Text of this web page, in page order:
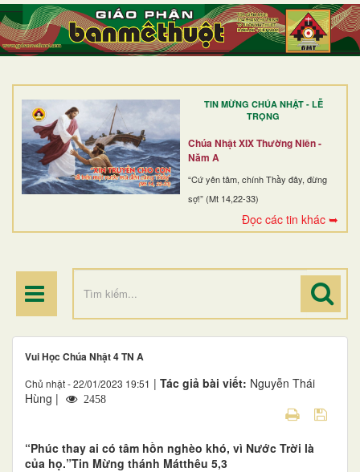
TIN MỪNG CHÚA NHẬT - LỄ
TRỌNG
Chúa Nhật XIX Thường Niên -
Năm A
“Cứ yên tâm, chính Thầy đây, đừng
sợ!” (Mt 14,22-33)
Đọc các tin khác ➥
TRANG NHẤT
GIỚI THIỆU
DÒNG TU
BAN MỤC VỤ
ĐOÀN THỂ CG
ĐIỂM HÀNH HƯƠNG
Vui Học Chúa Nhật 4 TN A
Chủ nhật - 22/01/2023 19:51 | Tác giả bài viết: Nguyễn Thái
Hùng |
2458
“Phúc thay ai có tâm hồn nghèo khó, vì Nước Trời là
của họ.”Tin Mừng thánh Mátthêu 5,3